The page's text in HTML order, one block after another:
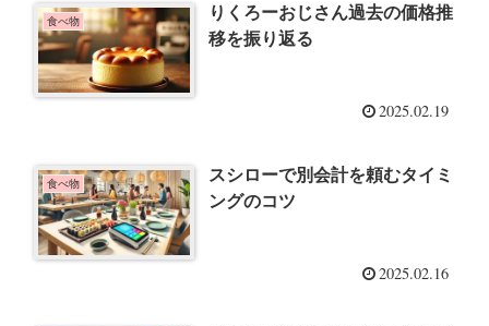
食べ物
りくろーおじさん過去の価格推
移を振り返る
2025.02.19
食べ物
スシローで別会計を頼むタイミ
ングのコツ
2025.02.16